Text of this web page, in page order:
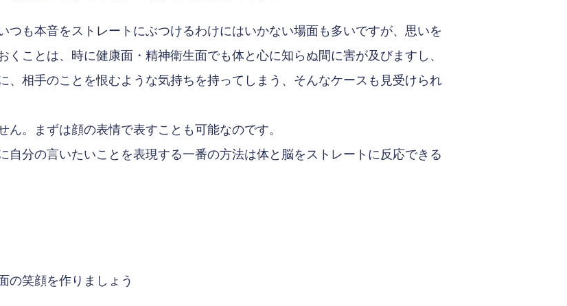
つも本音をストレートにぶつけるわけにはいかない場面も多いですが、思いを
ことは、時に健康面・精神衛生面でも体と心に知らぬ間に害が及びますし、
、相手のことを恨むような気持ちを持ってしまう、そんなケースも見受けられ
。まずは顔の表情で表すことも可能なのです。
自分の言いたいことを表現する一番の方法は体と脳をストレートに反応できる
の笑顔を作りましょう